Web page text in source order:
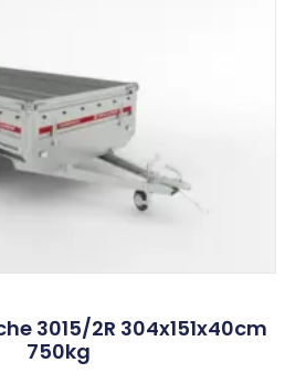
3015/2R 304x151x40cm
750kg